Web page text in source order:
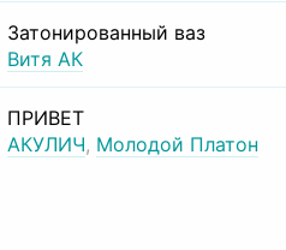
Затонированный ваз
Витя АК
ПРИВЕТ
АКУЛИЧ, Молодой Платон